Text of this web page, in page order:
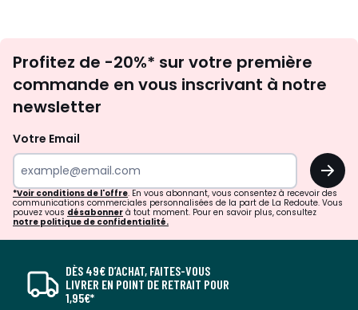
newsletter
Profitez de -20%* sur votre première
commande en vous inscrivant à notre
newsletter
Votre Email
OK
*Voir conditions de l'offre. En vous abonnant, vous consentez à recevoir des
communications commerciales personnalisées de la part de La Redoute. Vous
pouvez vous désabonner à tout moment. Pour en savoir plus, consultez
notre politique de confidentialité.
DÈS 49€ D’ACHAT, FAITES-VOUS
LIVRER EN POINT DE RETRAIT POUR
1,95€*